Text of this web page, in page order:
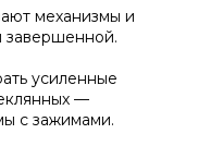
механизмы и
завершенной.
усиленные
—
с зажимами.